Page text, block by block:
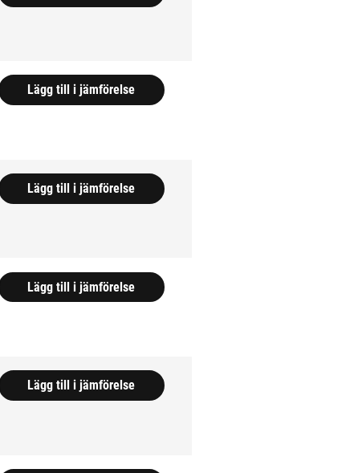
Lägg till i jämförelse
Lägg till i jämförelse
Lägg till i jämförelse
Lägg till i jämförelse